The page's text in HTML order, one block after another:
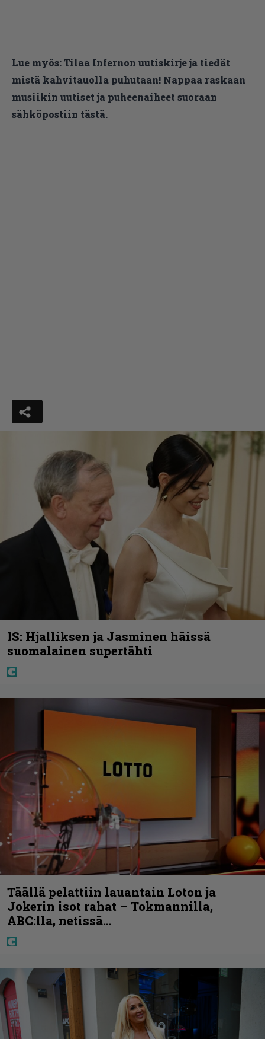
Lue myös:Tilaa Infernon uutiskirje ja tiedät
mistä kahvitauolla puhutaan! Nappaa raskaan
musiikin uutiset ja puheenaiheet suoraan
sähköpostiin tästä.
IS: Hjalliksen ja Jasminen häissä
suomalainen supertähti
Täällä pelattiin lauantain Loton ja
Jokerin isot rahat – Tokmannilla,
ABC:lla, netissä…